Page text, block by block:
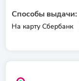
Способы выдачи:
На карту Сбербанк